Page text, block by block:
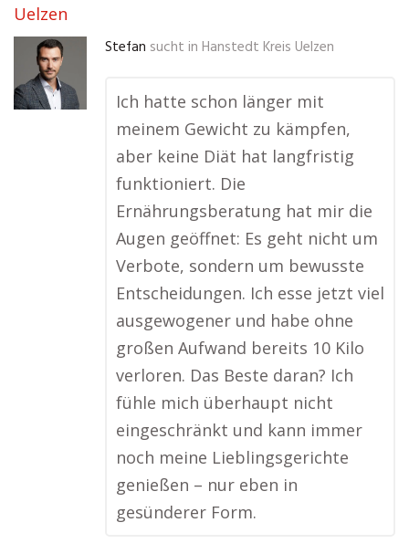
Uelzen
Stefan sucht in Hanstedt Kreis Uelzen
Ich hatte schon länger mit
meinem Gewicht zu kämpfen,
aber keine Diät hat langfristig
funktioniert. Die
Ernährungsberatung hat mir die
Augen geöffnet: Es geht nicht um
Verbote, sondern um bewusste
Entscheidungen. Ich esse jetzt viel
ausgewogener und habe ohne
großen Aufwand bereits 10 Kilo
verloren. Das Beste daran? Ich
fühle mich überhaupt nicht
eingeschränkt und kann immer
noch meine Lieblingsgerichte
genießen – nur eben in
gesünderer Form.